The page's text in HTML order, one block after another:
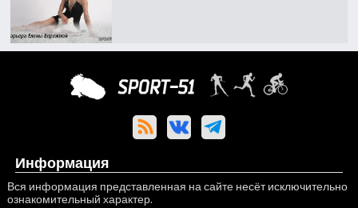
Информация
Вся информация представленная на сайте несёт исключительно
ознакомительный характер.